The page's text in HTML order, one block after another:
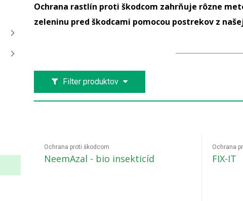
Ochrana rastlín proti škodcom zahrňuje rôzne
zeleninu pred škodcami pomocou postrekov z
Filter produktov
Ochrana proti škodcom
NeemAzal - bio insekticíd
Ochrana
FIX-IT